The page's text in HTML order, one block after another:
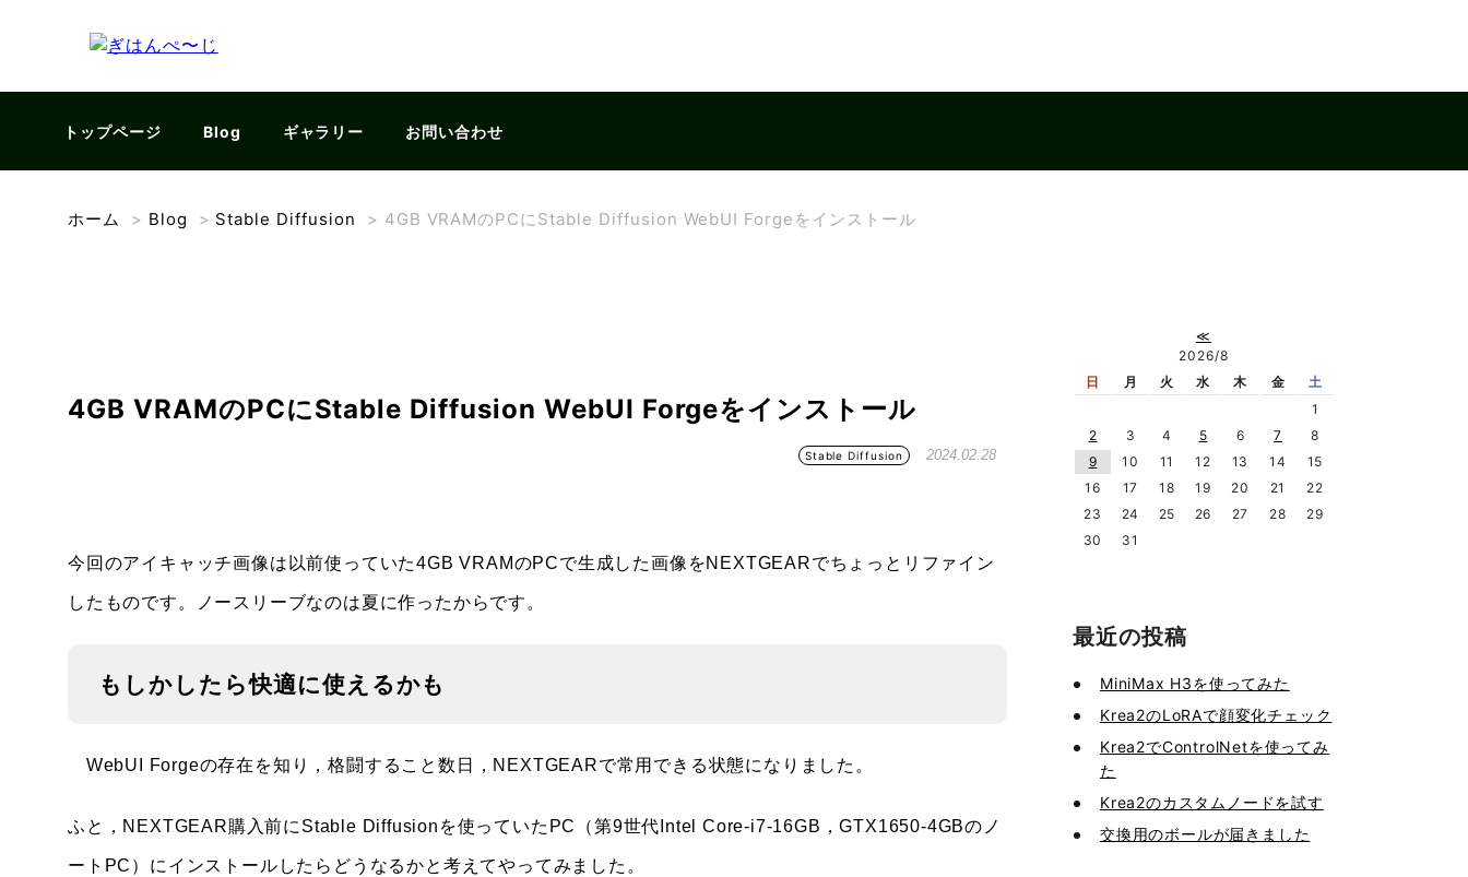
トップページ Blog ギャラリー お問い合わせ
ホーム > Blog > Stable Diffusion > 4GB VRAMのPCにStable Diffusion WebUI Forgeをインストール
4GB VRAMのPCにStable Diffusion WebUI Forgeをインストール
Stable Diffusion 2024.02.28
今回のアイキャッチ画像は以前使っていた4GB VRAMのPCで生成した画像をNEXTGEARでちょっとリファイン
したものです。ノースリーブなのは夏に作ったからです。
もしかしたら快適に使えるかも
WebUI Forgeの存在を知り，格闘すること数日，NEXTGEARで常用できる状態になりました。
ふと，NEXTGEAR購入前にStable Diffusionを使っていたPC（第9世代Intel Core-i7-16GB，GTX1650-4GBのノ
ートPC）にインストールしたらどうなるかと考えてやってみました。
≪
2026/8
日
月 火 水 木 金
土
1
2
3 4 5 6 7
8
9
10 11 12 13 14
15
16
17 18 19 20 21
22
23
24 25 26 27 28
29
30
31
最近の投稿
MiniMax H3を使ってみた
Krea2のLoRAで顔変化チェック
Krea2でControlNetを使ってみ
た
Krea2のカスタムノードを試す
交換用のボールが届きました